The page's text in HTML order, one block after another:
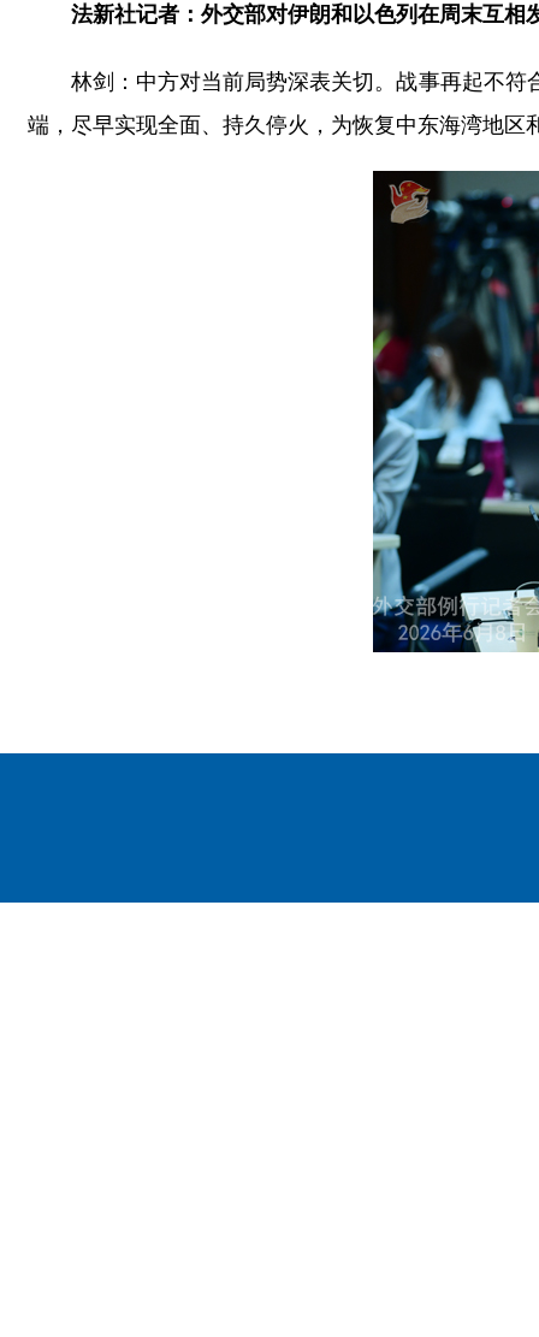
法新社记者：外交部对伊朗和以色列在周末互相
林剑：中方对当前局势深表关切。战事再起不
端，尽早实现全面、持久停火，为恢复中东海湾地区